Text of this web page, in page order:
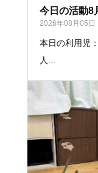
今日の活動8
2026年08月05日
本日の利用児
人...